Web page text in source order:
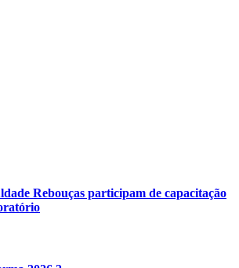
Rebouças participam de capacitação